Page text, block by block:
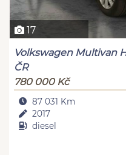
17
Volkswagen Multivan
ČR
780 000 Kč
87 031 Km
2017
diesel